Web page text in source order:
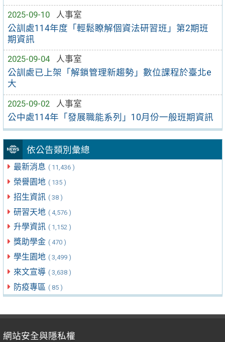
2025-09-10
人事室
公訓處114年度「輕鬆瞭解個資法研習班」第2期班
期資訊
2025-09-04
人事室
公訓處已上架「解鎖管理新趨勢」數位課程於臺北e
大
2025-09-02
人事室
公中處114年「發展職能系列」10月份一般班期資訊
依公告類別彙總
最新消息 ( 11,436 )
榮譽園地 ( 135 )
招生資訊 ( 38 )
研習天地 ( 4,576 )
升學資訊 ( 1,152 )
獎助學金 ( 470 )
學生園地 ( 3,499 )
來文宣導 ( 3,638 )
防疫專區 ( 85 )
網站安全與隱私權